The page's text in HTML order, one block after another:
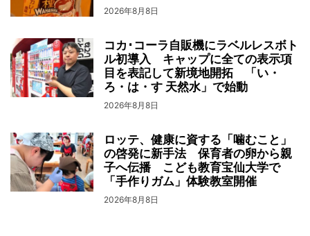
2026年8月8日
コカ･コーラ自販機にラベルレスボト
ル初導入 キャップに全ての表示項
目を表記して新境地開拓 「い・
ろ・は・す 天然水」で始動
2026年8月8日
ロッテ、健康に資する「噛むこと」
の啓発に新手法 保育者の卵から親
子へ伝播 こども教育宝仙大学で
「手作りガム」体験教室開催
2026年8月8日